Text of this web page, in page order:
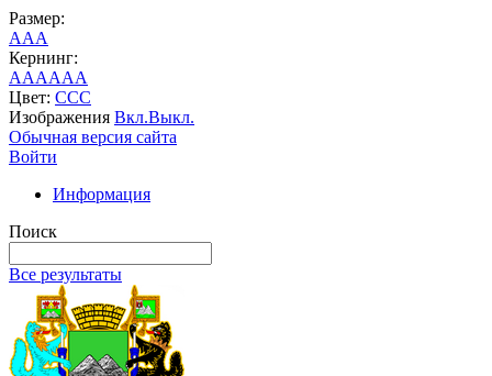
Размер:
AAA
Кернинг:
AAAAAA
Цвет: CCC
Изображения Вкл.Выкл.
Обычная версия сайта
Войти
Информация
Поиск
Все результаты